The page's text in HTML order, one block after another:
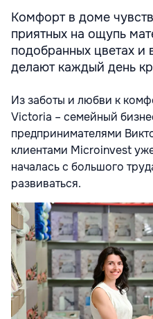
Комфорт в доме
приятных на ощупь
подобранных цветах и
делают каждый день
Из заботы и любви к
Victoria – семейный
предпринимателями
клиентами Microinvest
началась с большого
развиваться.